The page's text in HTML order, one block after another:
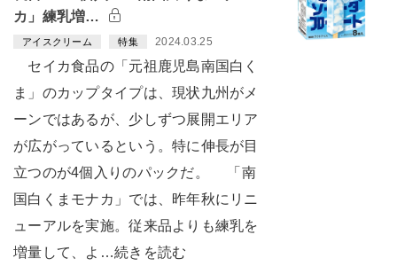
カ」練乳増…
アイスクリーム 特集 2024.03.25
セイカ食品の「元祖鹿児島南国白く
ま」のカップタイプは、現状九州がメ
ーンではあるが、少しずつ展開エリア
が広がっているという。特に伸長が目
立つのが4個入りのパックだ。 「南
国白くまモナカ」では、昨年秋にリニ
ューアルを実施。従来品よりも練乳を
増量して、よ…続きを読む